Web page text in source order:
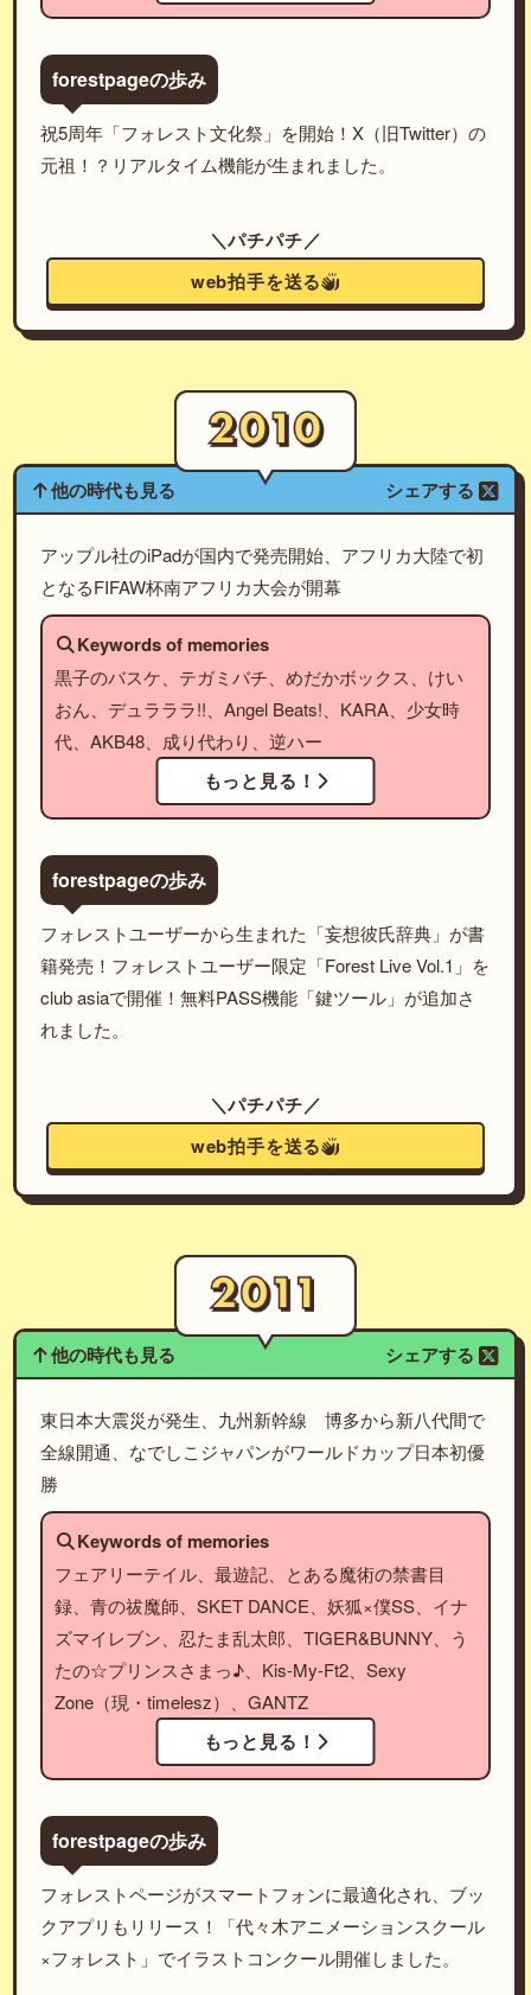
forestpageの歩み
祝5周年「フォレスト文化祭」を開始！X（旧Twitter）の
元祖！？リアルタイム機能が生まれました。
＼パチパチ／
web拍手を送る
他の時代も見る シェアする
アップル社のiPadが国内で発売開始、アフリカ大陸で初
となるFIFAW杯南アフリカ大会が開幕
Keywords of memories
黒子のバスケ、テガミバチ、めだかボックス、けい
おん、デュラララ!!、Angel Beats!、KARA、少女時
代、AKB48、成り代わり、逆ハー
もっと見る！
forestpageの歩み
フォレストユーザーから生まれた「妄想彼氏辞典」が書
籍発売！フォレストユーザー限定「Forest Live Vol.1」を
club asiaで開催！無料PASS機能「鍵ツール」が追加さ
れました。
＼パチパチ／
web拍手を送る
他の時代も見る シェアする
東日本大震災が発生、九州新幹線 博多から新八代間で
全線開通、なでしこジャパンがワールドカップ日本初優
勝
Keywords of memories
フェアリーテイル、最遊記、とある魔術の禁書目
録、青の祓魔師、SKET DANCE、妖狐×僕SS、イナ
ズマイレブン、忍たま乱太郎、TIGER&BUNNY、う
たの☆プリンスさまっ♪、Kis-My-Ft2、Sexy
Zone（現・timelesz）、GANTZ
もっと見る！
forestpageの歩み
フォレストページがスマートフォンに最適化され、ブッ
クアプリもリリース！「代々木アニメーションスクール
×フォレスト」でイラストコンクール開催しました。